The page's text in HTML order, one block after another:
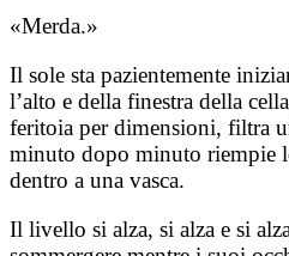
«Merda.»
Il sole sta pazientemente
l’alto e della finestra della
feritoia per dimensioni, filtra
minuto dopo minuto riempie
dentro a una vasca.
Il livello si alza, si alza e si